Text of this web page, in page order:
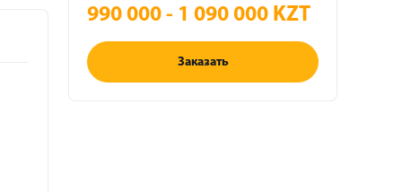
990 000 - 1 090 000 KZT
Заказать